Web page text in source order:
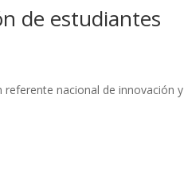
de estudiantes
nacional de innovación y